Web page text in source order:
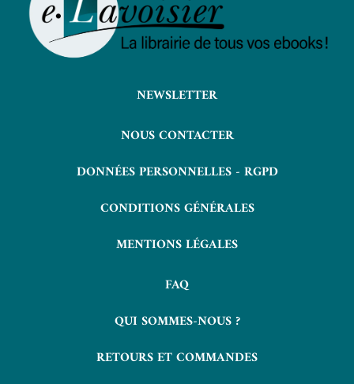
NEWSLETTER
NOUS CONTACTER
DONNÉES PERSONNELLES - RGPD
CONDITIONS GÉNÉRALES
MENTIONS LÉGALES
FAQ
QUI SOMMES-NOUS ?
RETOURS ET COMMANDES